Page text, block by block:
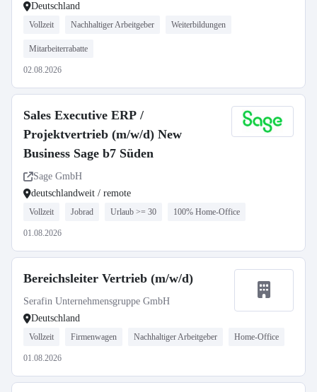
Deutschland
Vollzeit Nachhaltiger Arbeitgeber Weiterbildungen
Mitarbeiterrabatte
02.08.2026
Sales Executive ERP /
Projektvertrieb (m/w/d) New
Business Sage b7 Süden
Sage GmbH
deutschlandweit / remote
Vollzeit Jobrad Urlaub >= 30 100% Home-Office
01.08.2026
Bereichsleiter Vertrieb (m/w/d)
Serafin Unternehmensgruppe GmbH
Deutschland
Vollzeit Firmenwagen Nachhaltiger Arbeitgeber Home-Office
01.08.2026